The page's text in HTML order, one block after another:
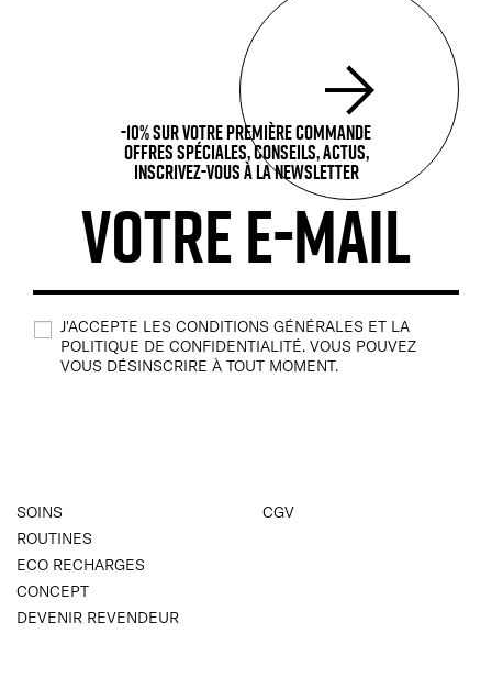
-10% sur votre première commande
Offres spéciales, Conseils, actus,
inscrivez-vous à la newsletter
J'ACCEPTE LES CONDITIONS GÉNÉRALES ET LA
POLITIQUE DE CONFIDENTIALITÉ. VOUS POUVEZ
VOUS DÉSINSCRIRE À TOUT MOMENT.
SOINS
ROUTINES
ECO RECHARGES
CONCEPT
DEVENIR REVENDEUR
CGV